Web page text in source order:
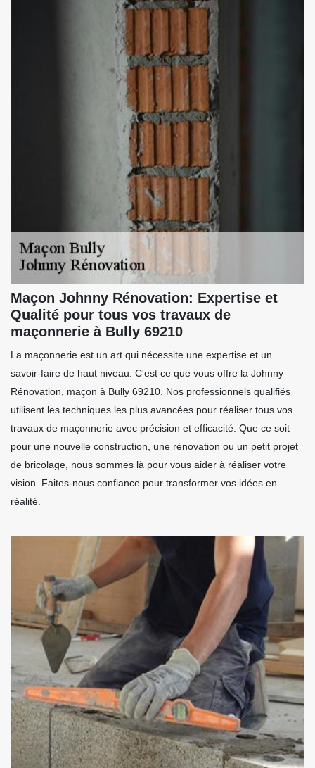
Maçon Johnny Rénovation: Expertise et
Qualité pour tous vos travaux de
maçonnerie à Bully 69210
La maçonnerie est un art qui nécessite une expertise et un
savoir-faire de haut niveau. C'est ce que vous offre la Johnny
Rénovation, maçon à Bully 69210. Nos professionnels qualifiés
utilisent les techniques les plus avancées pour réaliser tous vos
travaux de maçonnerie avec précision et efficacité. Que ce soit
pour une nouvelle construction, une rénovation ou un petit projet
de bricolage, nous sommes là pour vous aider à réaliser votre
vision. Faites-nous confiance pour transformer vos idées en
réalité.